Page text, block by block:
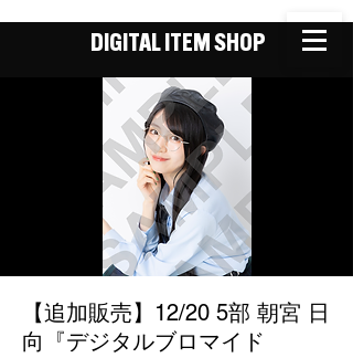
DIGITAL ITEM SHOP
【追加販売】12/20 5部 朝宮 日
向『デジタルブロマイド